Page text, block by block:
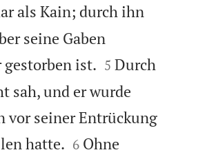
als Kain; durch ihn
seine Gaben
gestorben ist.
5 Durch
sah, und er wurde
vor seiner Entrückung
hatte.
6 Ohne